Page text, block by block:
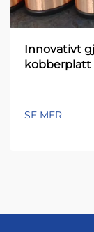
Innovativt
kobberplatt
SE MER